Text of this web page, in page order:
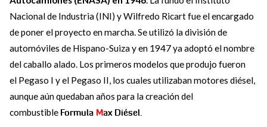
Nacional de Industria (INI) y Wilfredo Ricart fue el encargado
de poner el proyecto en marcha. Se utilizó la división de
automóviles de Hispano-Suiza y en 1947 ya adoptó el nombre
del caballo alado. Los primeros modelos que produjo fueron
el Pegaso I y el Pegaso II, los cuales utilizaban motores diésel,
aunque aún quedaban años para la creación del
combustible Formula Max Diésel.